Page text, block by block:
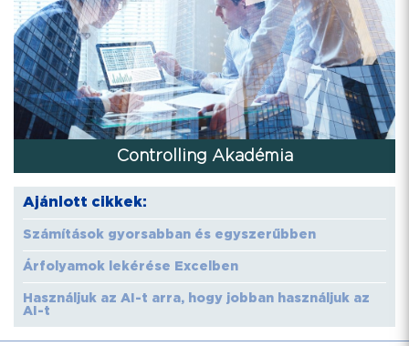
Controlling Akadémia
Ajánlott cikkek:
Számítások gyorsabban és egyszerűbben
Árfolyamok lekérése Excelben
Használjuk az AI-t arra, hogy jobban használjuk az
AI-t